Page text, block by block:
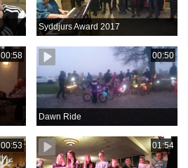
Syddjurs Award 2017
00:58 00:50
Dawn Ride
00:53 01:54